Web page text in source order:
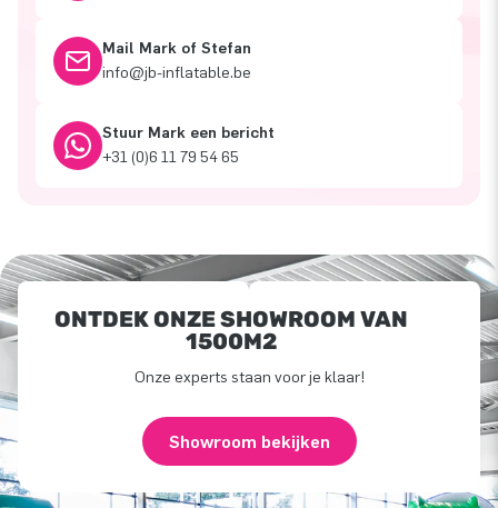
Mail Mark of Stefan
info@jb-inflatable.be
Stuur Mark een bericht
+31 (0)6 11 79 54 65
ONTDEK ONZE SHOWROOM VAN
1500M2
Onze experts staan voor je klaar!
Showroom bekijken